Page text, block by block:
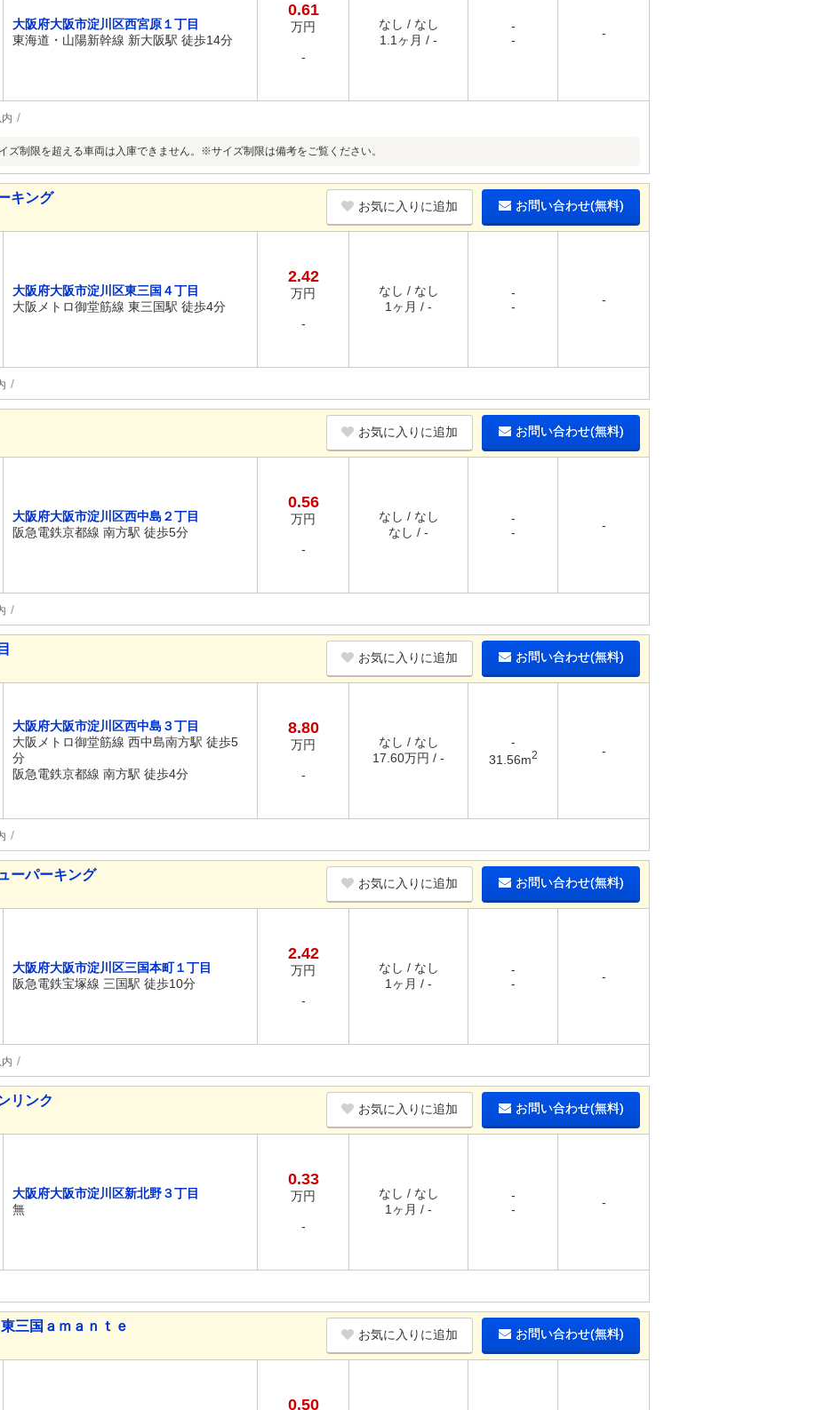
大阪府大阪市淀川区西宮原１丁目
東海道・山陽新幹線 新大阪駅 徒歩14分
0.61
万円
-
なし / なし
1.1ヶ月 / -
-
-
-
ズ制限を超える車両は入庫できません。※サイズ制限は備考をご覧ください。
キング
お気に入りに追加 お問い合わせ(無料)
大阪府大阪市淀川区東三国４丁目
大阪メトロ御堂筋線 東三国駅 徒歩4分
2.42
万円
-
なし / なし
1ヶ月 / -
-
-
-
お気に入りに追加 お問い合わせ(無料)
大阪府大阪市淀川区西中島２丁目
阪急電鉄京都線 南方駅 徒歩5分
0.56
万円
-
なし / なし
なし / -
-
-
-
お気に入りに追加 お問い合わせ(無料)
大阪府大阪市淀川区西中島３丁目
大阪メトロ御堂筋線 西中島南方駅 徒歩5
分
阪急電鉄京都線 南方駅 徒歩4分
8.80
万円
-
なし / なし
17.60万円 / -
-
31.56m2 -
ーパーキング
お気に入りに追加 お問い合わせ(無料)
大阪府大阪市淀川区三国本町１丁目
阪急電鉄宝塚線 三国駅 徒歩10分
2.42
万円
-
なし / なし
1ヶ月 / -
-
-
-
リンク
お気に入りに追加 お問い合わせ(無料)
大阪府大阪市淀川区新北野３丁目
無
0.33
万円
-
なし / なし
1ヶ月 / -
-
-
-
三国ａｍａｎｔｅ
お気に入りに追加 お問い合わせ(無料)
0.50